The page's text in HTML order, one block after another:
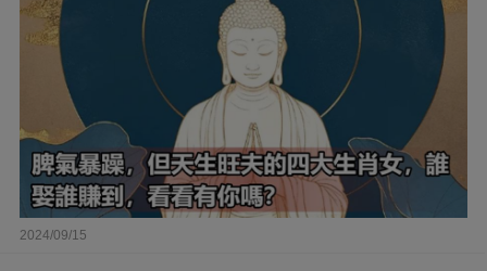
2024/09/15